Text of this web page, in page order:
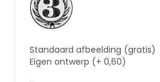
Standaard afbeelding (gratis)
Eigen ontwerp (+ 0,60)